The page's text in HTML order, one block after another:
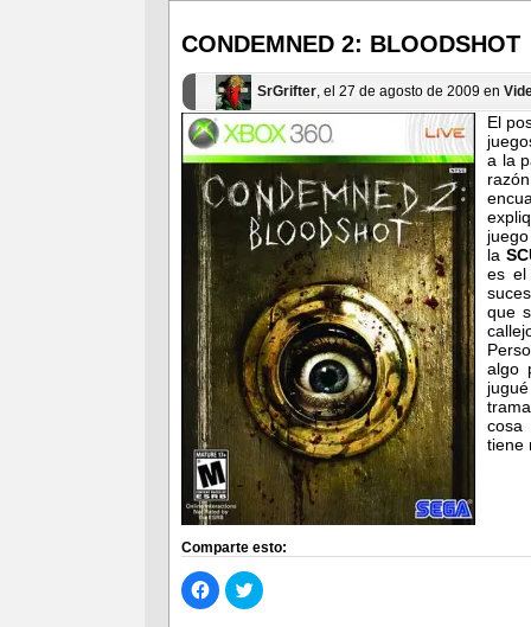
(Se
en
una
nueva)
(Se
en
una
nueva)
CONDEMNED 2: BLOODSHOT
SrGrifter, el 27 de agosto de 2009 en
El
a la
la
es el
que
algo
cosa
tiene
Comparte esto:
Haz
clic
para
Haz
clic